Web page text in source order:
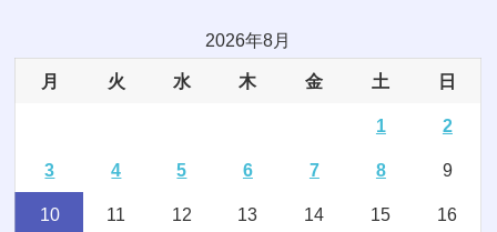
(1)
(5)
(2)
(10)
(3)
2026年8月
月 火 水 木 金 土 日
1 2
3 4 5 6 7 8 9
10 11 12 13 14 15 16